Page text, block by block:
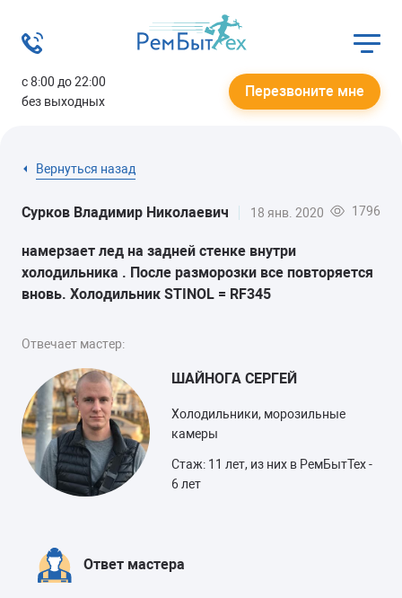
с 8:00 до 22:00
без выходных
Перезвоните мне
Вернуться назад
Сурков Владимир Николаевич 18 янв. 2020 1796
намерзает лед на задней стенке внутри
холодильника . После разморозки все повторяется
вновь. Холодильник STINOL = RF345
Отвечает мастер:
ШАЙНОГА СЕРГЕЙ
Холодильники, морозильные
камеры
Стаж: 11 лет, из них в РемБытТех -
6 лет
Ответ мастера